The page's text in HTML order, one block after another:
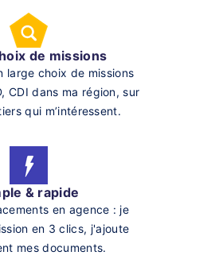
de missions
large choix de missions
CDI dans ma région, sur
qui m’intéressent.
& rapide
en agence : je
en 3 clics, j'ajoute
mes documents.